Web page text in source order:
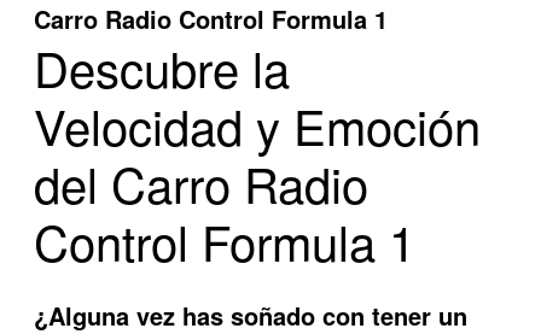
SATELITALES
Carro Radio Control Formula 1
Descubre la
Velocidad y Emoción
del Carro Radio
Control Formula 1
¿Alguna vez has soñado con tener un